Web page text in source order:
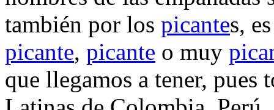
también por los picantes,
picante, picante o muy
que llegamos a tener, pues